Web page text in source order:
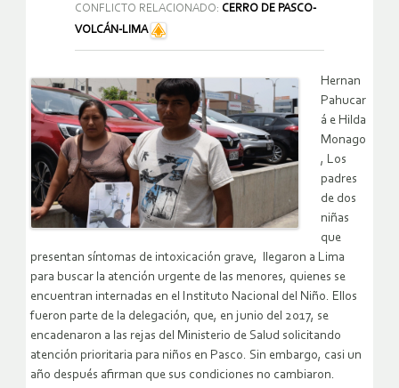
CONFLICTO RELACIONADO: CERRO DE PASCO-
VOLCÁN-LIMA
Hernan
Pahucar
á e Hilda
Monago
, Los
padres
de dos
niñas
que
presentan síntomas de intoxicación grave, llegaron a Lima
para buscar la atención urgente de las menores, quienes se
encuentran internadas en el Instituto Nacional del Niño. Ellos
fueron parte de la delegación, que, en junio del 2017, se
encadenaron a las rejas del Ministerio de Salud solicitando
atención prioritaria para niños en Pasco. Sin embargo, casi un
año después afirman que sus condiciones no cambiaron.